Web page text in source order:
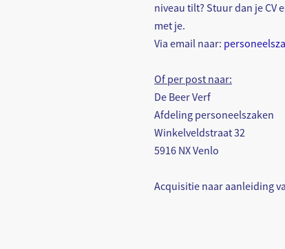
niveau tilt? Stuur dan je CV
met je.
Via email naar:
Of per post naar:
De Beer Verf
Afdeling personeelszaken
Winkelveldstraat 32
5916 NX Venlo
Acquisitie naar aanleiding